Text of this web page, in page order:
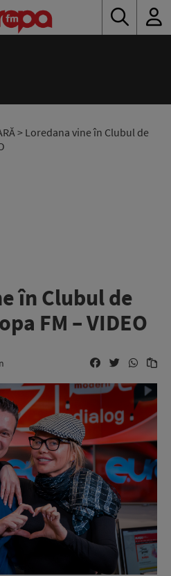
> Loredana vine în Clubul de
în Clubul de
FM – VIDEO